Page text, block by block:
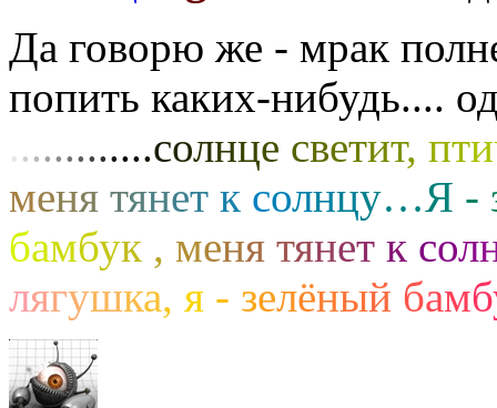
Да говорю же - мрак
попить каких-нибудь....
............солнце светит, пти
меня тянет к солнцу…Я -
бамбук , меня тянет к сол
лягушка, я - зелёный бамб